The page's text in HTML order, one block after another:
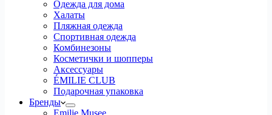
Одежда для дома
Халаты
Пляжная одежда
Спортивная одежда
Комбинезоны
Косметички и шопперы
Аксессуары
ÉMILIE CLUB
Подарочная упаковка
Бренды
Emilie Musee